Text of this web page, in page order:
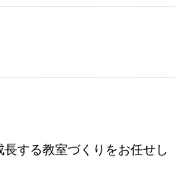
する教室づくりをお任せし